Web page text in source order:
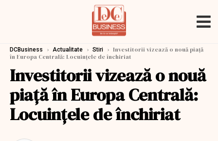
DCBusiness › Actualitate › Stiri › Investitorii vizează o nouă piaţă
în Europa Centrală: Locuinţele de închiriat
Investitorii vizează o nouă
piaţă în Europa Centrală:
Locuinţele de închiriat